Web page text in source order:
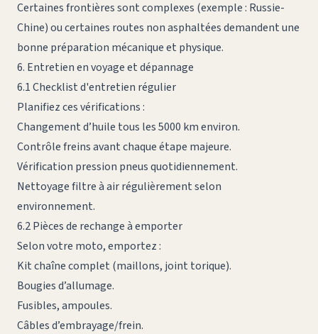
Certaines frontières sont complexes (exemple : Russie-
Chine) ou certaines routes non asphaltées demandent une
bonne préparation mécanique et physique.
6. Entretien en voyage et dépannage
6.1 Checklist d'entretien régulier
Planifiez ces vérifications :
Changement d’huile tous les 5000 km environ.
Contrôle freins avant chaque étape majeure.
Vérification pression pneus quotidiennement.
Nettoyage filtre à air régulièrement selon
environnement.
6.2 Pièces de rechange à emporter
Selon votre moto, emportez :
Kit chaîne complet (maillons, joint torique).
Bougies d’allumage.
Fusibles, ampoules.
Câbles d’embrayage/frein.